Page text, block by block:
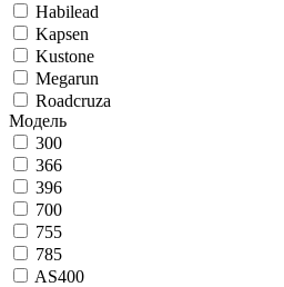
Habilead
Kapsen
Kustone
Megarun
Roadcruza
Модель
300
366
396
700
755
785
AS400